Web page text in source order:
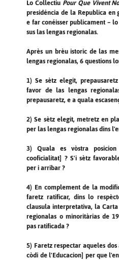
Lo Collectiu Pour Que Vivent
presidéncia de la Republica en
e far conéisser publicament –
sus las lengas regionalas.
Après un brèu istoric de las
lengas regionalas, 6 questions
1) Se sètz elegit,
favor de las lengas
prepausaretz, e a quala
2) Se sètz elegit, metretz en
per las lengas regionalas dins
3) Quala es vòstra
cooficialitat] ? S'i sètz
per i arribar ?
4) En complement de la
faretz ratificar, dins lo
clausula interpretativa, la
regionalas o minoritàrias de
pas ratificada ?
5) Faretz respectar aqueles
còdi de l'Educacion] per que